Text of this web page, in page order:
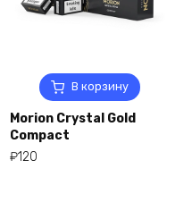
В корзину
Morion Crystal Gold
Compact
₽120